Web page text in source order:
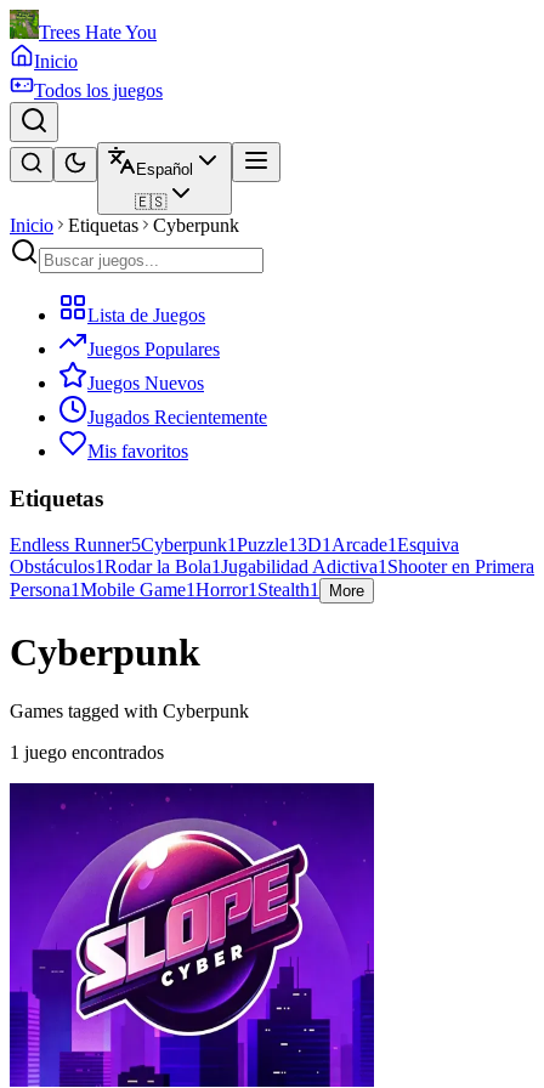
Trees Hate You
Inicio
Todos los juegos
Español
🇪🇸
Inicio Etiquetas Cyberpunk
Lista de Juegos
Juegos Populares
Juegos Nuevos
Jugados Recientemente
Mis favoritos
Etiquetas
Endless Runner5Cyberpunk1Puzzle13D1Arcade1Esquiva
Obstáculos1Rodar la Bola1Jugabilidad Adictiva1Shooter en Primera
Persona1Mobile Game1Horror1Stealth1 More
Cyberpunk
Games tagged with Cyberpunk
1 juego encontrados